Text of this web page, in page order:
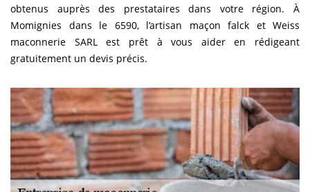
obtenus auprès des prestataires dans votre région. À
Momignies dans le 6590, l’artisan maçon falck et Weiss
maconnerie SARL est prêt à vous aider en rédigeant
gratuitement un devis précis.